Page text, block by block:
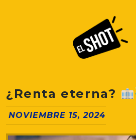
¿Renta eterna?
NOVIEMBRE 15, 2024